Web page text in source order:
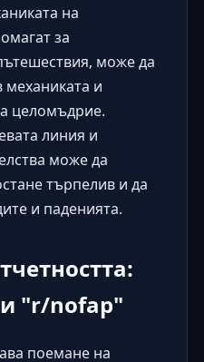
на
за
може да
механиката и
целомъдрие.
линия и
може да
търпелив и да
и паденията.
"r/nofap"
поемане на